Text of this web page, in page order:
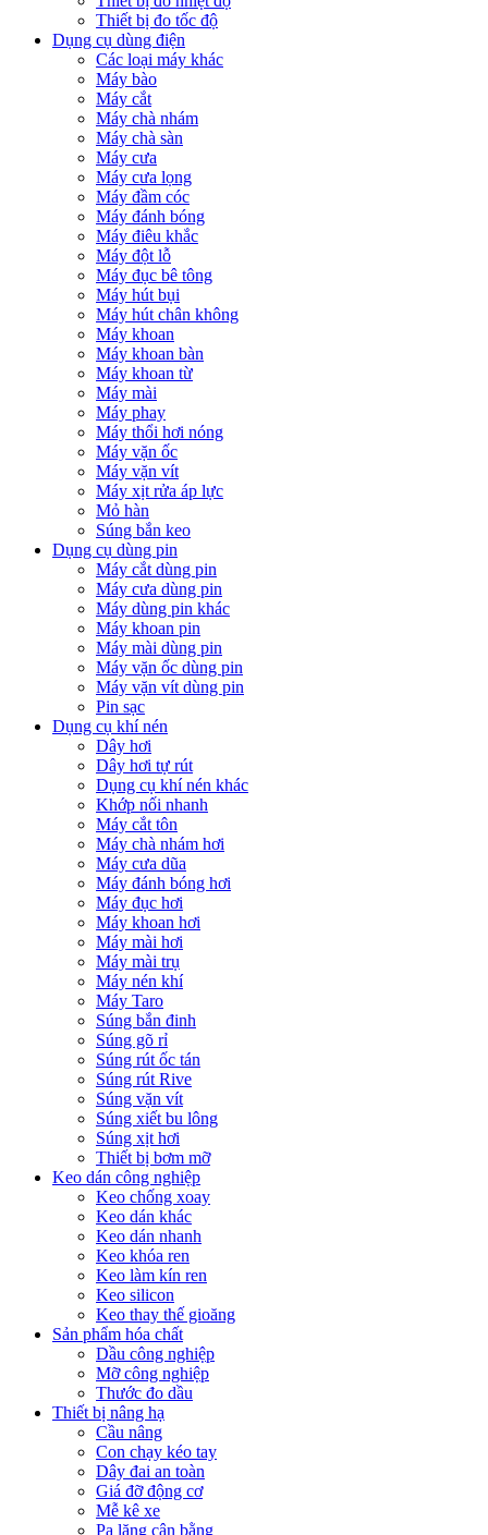
Thiết bị đo tốc độ
Dụng cụ dùng điện
Các loại máy khác
Máy bào
Máy cắt
Máy chà nhám
Máy chà sàn
Máy cưa
Máy cưa lọng
Máy đầm cóc
Máy đánh bóng
Máy điêu khắc
Máy đột lỗ
Máy đục bê tông
Máy hút bụi
Máy hút chân không
Máy khoan
Máy khoan bàn
Máy khoan từ
Máy mài
Máy phay
Máy thổi hơi nóng
Máy vặn ốc
Máy vặn vít
Máy xịt rửa áp lực
Mỏ hàn
Súng bắn keo
Dụng cụ dùng pin
Máy cắt dùng pin
Máy cưa dùng pin
Máy dùng pin khác
Máy khoan pin
Máy mài dùng pin
Máy vặn ốc dùng pin
Máy vặn vít dùng pin
Pin sạc
Dụng cụ khí nén
Dây hơi
Dây hơi tự rút
Dụng cụ khí nén khác
Khớp nối nhanh
Máy cắt tôn
Máy chà nhám hơi
Máy cưa dũa
Máy đánh bóng hơi
Máy đục hơi
Máy khoan hơi
Máy mài hơi
Máy mài trụ
Máy nén khí
Máy Taro
Súng bắn đinh
Súng gõ rỉ
Súng rút ốc tán
Súng rút Rive
Súng vặn vít
Súng xiết bu lông
Súng xịt hơi
Thiết bị bơm mỡ
Keo dán công nghiệp
Keo chống xoay
Keo dán khác
Keo dán nhanh
Keo khóa ren
Keo làm kín ren
Keo silicon
Keo thay thế gioăng
Sản phẩm hóa chất
Dầu công nghiệp
Mỡ công nghiệp
Thước đo dầu
Thiết bị nâng hạ
Cầu nâng
Con chạy kéo tay
Dây đai an toàn
Giá đỡ động cơ
Mễ kê xe
Pa lăng cân bằng